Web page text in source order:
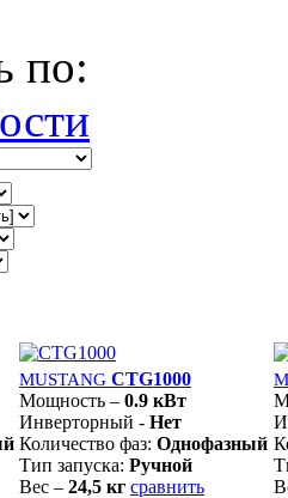
по:
MUSTANG CTG1000
Мощность – 0.9 кВт
Инверторный - Нет
Количество фаз: Однофазный
Тип запуска: Ручной
Вес – 24,5 кг сравнить